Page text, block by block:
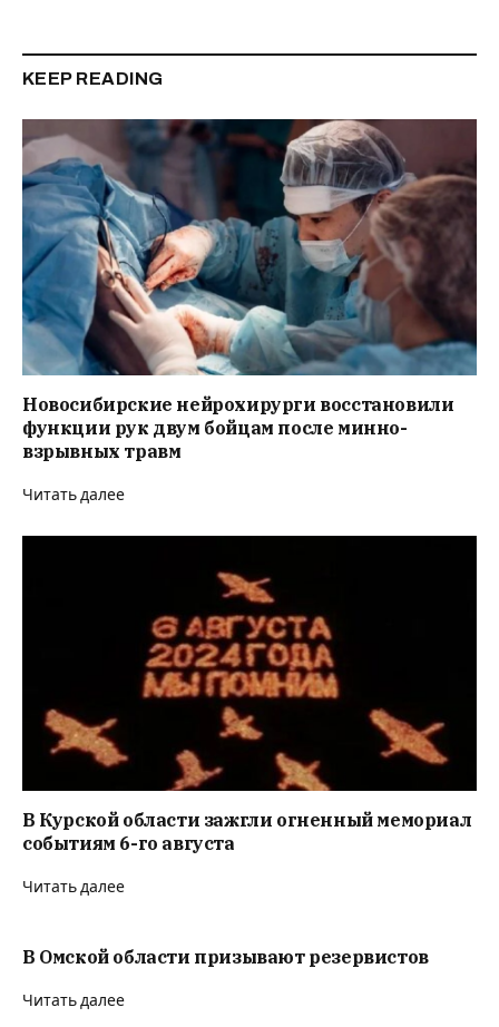
KEEP READING
Новосибирские нейрохирурги восстановили
функции рук двум бойцам после минно-
взрывных травм
Читать далее
В Курской области зажгли огненный мемориал
событиям 6-го августа
Читать далее
В Омской области призывают резервистов
Читать далее